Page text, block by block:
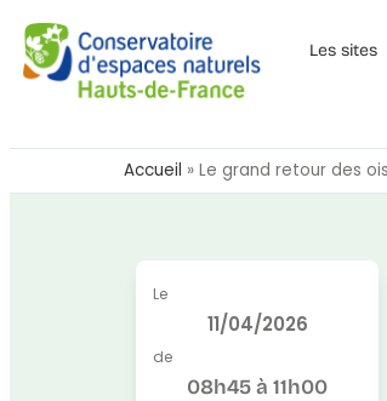
Les sites
Accueil » Le grand retour des
Le
11/04/2026
de
08h45 à 11h00